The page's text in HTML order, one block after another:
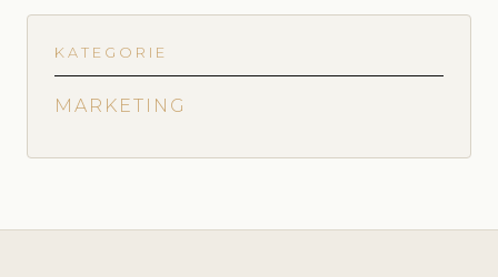
KATEGORIE
MARKETING